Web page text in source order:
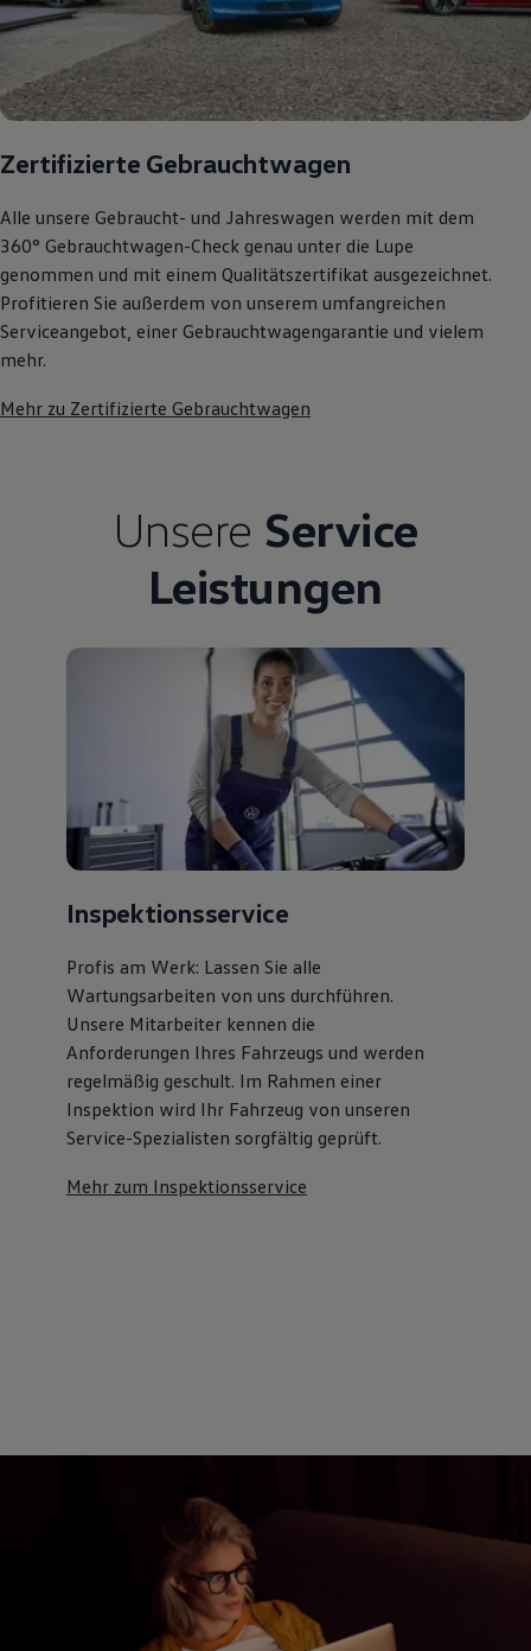
Zertifizierte Gebrauchtwagen
Alle unsere Gebraucht- und Jahreswagen werden mit dem
360° Gebrauchtwagen-Check genau unter die Lupe
genommen und mit einem Qualitätszertifikat ausgezeichnet.
Profitieren Sie außerdem von unserem umfangreichen
Serviceangebot, einer Gebrauchtwagengarantie und vielem
mehr.
Mehr zu Zertifizierte Gebrauchtwagen
Unsere Service
Leistungen
Inspektionsservice
Profis am Werk: Lassen Sie alle
Wartungsarbeiten von uns durchführen.
Unsere Mitarbeiter kennen die
Anforderungen Ihres Fahrzeugs und werden
regelmäßig geschult. Im Rahmen einer
Inspektion wird Ihr Fahrzeug von unseren
Service-Spezialisten sorgfältig geprüft.
Mehr zum Inspektionsservice